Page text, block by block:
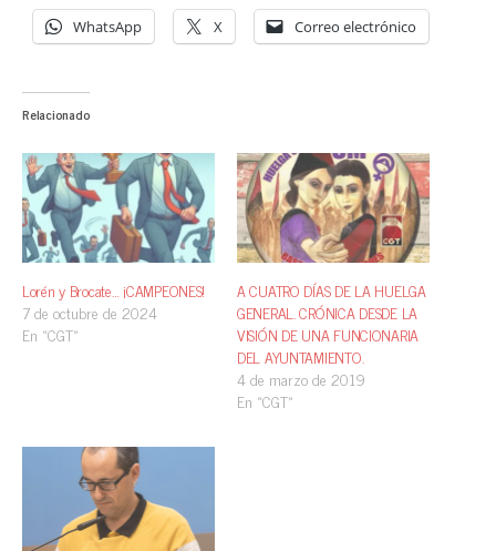
WhatsApp X Correo electrónico
Relacionado
Lorén y Brocate… ¡CAMPEONES!
7 de octubre de 2024
En «CGT»
A CUATRO DÍAS DE LA HUELGA
GENERAL. CRÓNICA DESDE LA
VISIÓN DE UNA FUNCIONARIA
DEL AYUNTAMIENTO.
4 de marzo de 2019
En «CGT»